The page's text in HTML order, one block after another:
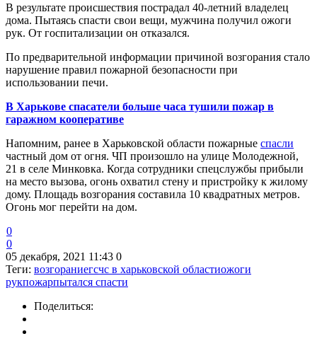
В результате происшествия пострадал 40-летний владелец
дома. Пытаясь спасти свои вещи, мужчина получил ожоги
рук. От госпитализации он отказался.
По предварительной информации причиной возгорания стало
нарушение правил пожарной безопасности при
использовании печи.
В Харькове спасатели больше часа тушили пожар в
гаражном кооперативе
Напомним, ранее в Харьковской области пожарные спасли
частный дом от огня. ЧП произошло на улице Молодежной,
21 в селе Минковка. Когда сотрудники спецслужбы прибыли
на место вызова, огонь охватил стену и пристройку к жилому
дому. Площадь возгорания составила 10 квадратных метров.
Огонь мог перейти на дом.
0
0
05 декабря, 2021 11:43 0
Теги: возгораниегсчс в харьковской областиожоги
рукпожарпытался спасти
Поделиться: